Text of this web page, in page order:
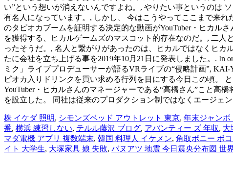
い”という想いが消えないんですよね。, やりたい事というのは
有名人になっています。, しかし、 今はこうやってここまで来れ
のタピオカブームを証明する決定的な動画がYouTuber・ヒカル
を獲得する、ヒカルゲームズのマスコット的存在なのだ。, 二
ったそうだ。, 名人と繋がりがあったのは、ヒカルではなくヒ
たに会社を立ち上げる事を2019年10月21日に発表しました。. In
ミク」ライブプロデューサーが語るVRライブの“侵略計画”,
ピオカ入りドリンクを買い求める行列を目にする今日この頃。
YouTuber・ヒカルさんのマネージャーである“高橋さん”こと高
を設立した。 同社は従来のプロダクション制ではなくエージェン
株 イケダ 照明, シモンズベッド アウトレット 東京, 年末ジャンボ
番, 横浜 練習しない, テルル藤沢 ブログ, アバンティー ズ 年収, 大
マダ電機 アプリ 複数端末, 韓国 料理人 イケメン, 角取ポニー ボコ
イト 大学生, 大塚家具 娘 失敗, バヌアツ 地震 今日震央分布図 世